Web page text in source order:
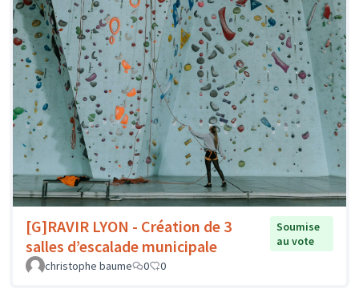
[G]RAVIR LYON - Création de 3
salles d’escalade municipale
Soumise
au vote
christophe baume
0 0